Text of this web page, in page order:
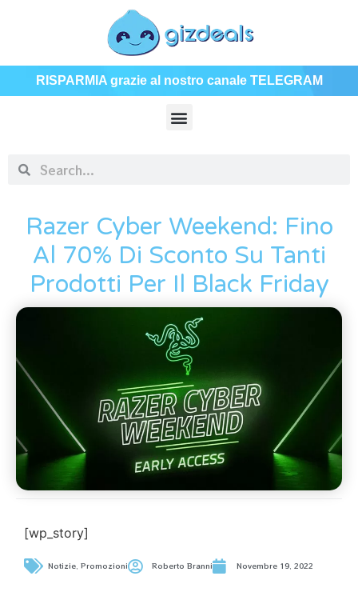
RISPARMIA grazie al nostro canale TELEGRAM
Razer Cyber Weekend: Fino
Al 70% Di Sconto Su Tanti
Prodotti Per Il Black Friday
[wp_story]
Notizie, Promozioni Roberto Branni Novembre 19, 2022